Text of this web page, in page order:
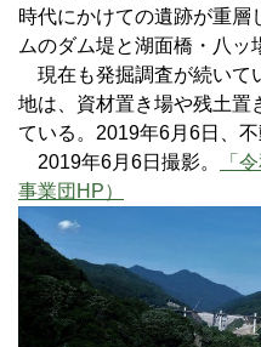
時代にかけての遺跡が重層
ムのダム堤と湖面橋・八ッ
現在も発掘調査が続いて
地は、資材置き場や残土置
ている。2019年6月6日、不
2019年6月6日撮影。
「
事業団HP）